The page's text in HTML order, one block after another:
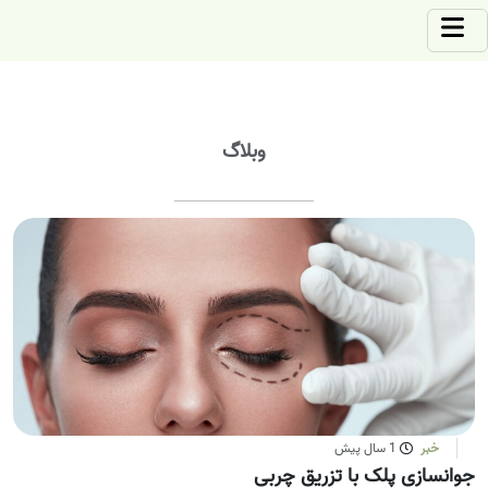
وبلاگ
خبر 1 سال پیش
جوانسازی پلک با تزریق چربی